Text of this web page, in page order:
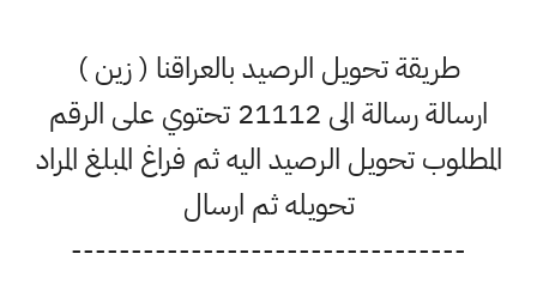
طريقة تحويل الرصيد بالعراقنا ( زين )
ارسالة رسالة الى 21112 تحتوي على الرقم
تحويل الرصيد اليه ثم فراغ المبلغ المراد
تحويله ثم ارسال
---------------------------------